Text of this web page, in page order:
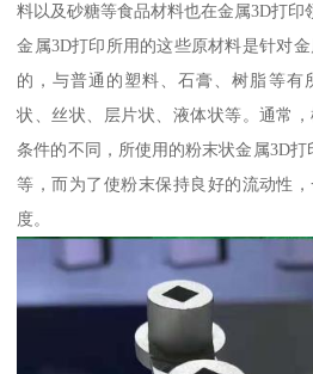
料以及砂糖等食品材料也在金属3D打印
金属3D打印所用的这些原材料是针对
的，与普通的塑料、石膏、树脂等有
状、丝状、层片状、液体状等。通常
条件的不同，所使用的粉末状金属3D打
等，而为了使粉末保持良好的流动性
度。